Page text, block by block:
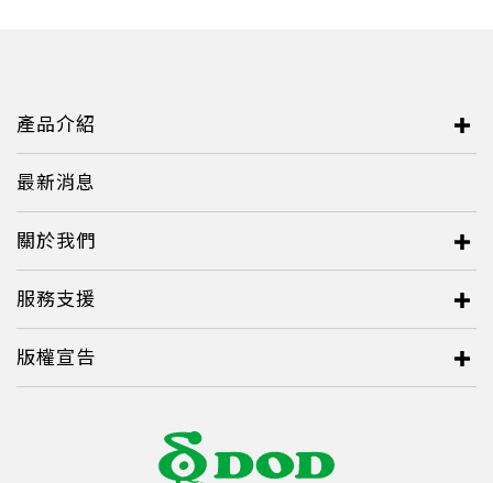
Singapore
Taiwan
Thailand
Ukraine
United States
Vietnam
產品介紹
最新消息
關於我們
服務支援
版權宣告